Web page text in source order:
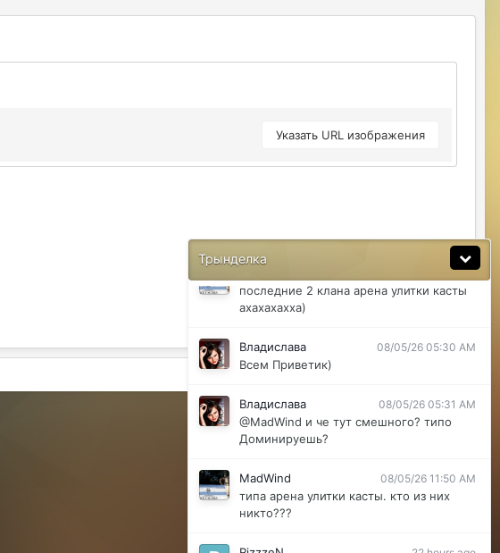
Указать URL изображения
Трынделка
ДусяАгрегаТ 08/04/26 10:53 AM
Justina 08/04/26 11:33 AM
08/04/26 08:56 PM
последние 2 клана арена улитки касты
ахахахахха)
Владислава 08/05/26 05:30 AM
Всем Приветик)
Владислава 08/05/26 05:31 AM
@MadWind и че тут смешного? типо
Доминируешь?
MadWind 08/05/26 11:50 AM
типа арена улитки касты. кто из них
никто???
Powered by Invision Community